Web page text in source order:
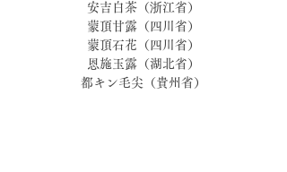
安吉白茶（浙江省）
蒙頂甘露（四川省）
蒙頂石花（四川省）
恩施玉露（湖北省）
都キン毛尖（貴州省）